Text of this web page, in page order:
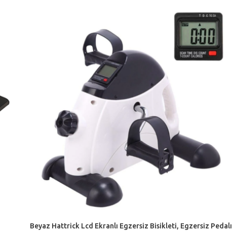
Beyaz Hattrick Lcd Ekranlı Egzersiz Bisikleti, Egzersiz Pedalı